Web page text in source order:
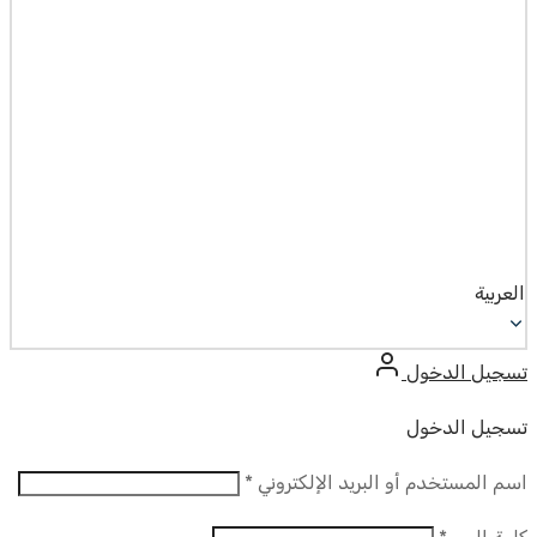
العربية
تسجيل الدخول
تسجيل الدخول
اسم المستخدم أو البريد الإلكتروني *